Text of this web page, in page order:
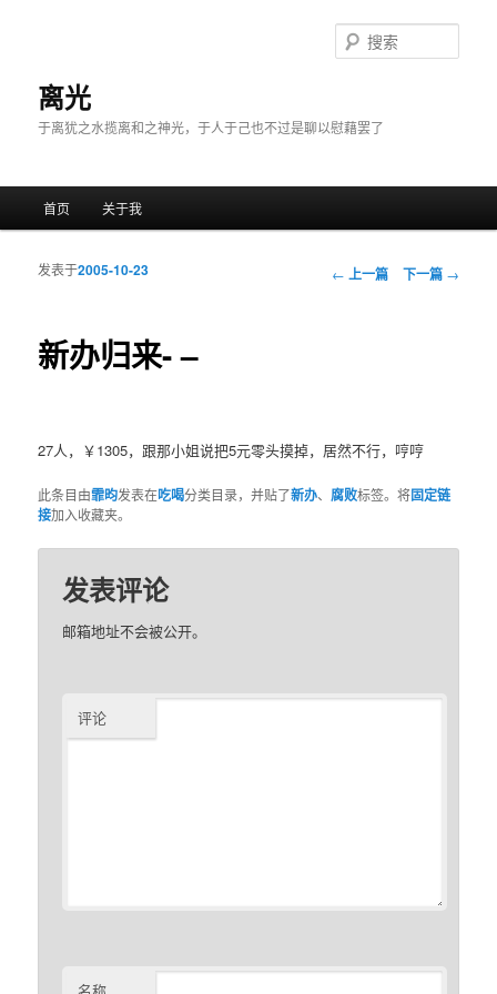
离光
于离犹之水揽离和之神光，于人于己也不过是聊以慰藉罢了
索
跳至主内容区域
跳至副内容区域
首页 关于我
文章导航
← 上一篇 下一篇 →
新办归来- –
发表于2005-10-23
27人，￥1305，跟那小姐说把5元零头摸掉，居然不行，哼哼
此条目由霏昀发表在吃喝分类目录，并贴了新办、 腐败标签。将固定链
接加入收藏夹。
发表评论
邮箱地址不会被公开。
评论